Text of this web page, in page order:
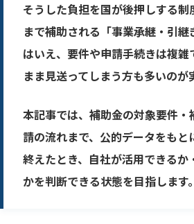
そうした負担を国が後押しする
まで補助される「事業承継・引継
はいえ、要件や申請手続きは複雑
まま見送ってしまう方も多いのが
本記事では、補助金の対象要件・
請の流れまで、公的データをもと
終えたとき、自社が活用できるか
かを判断できる状態を目指します。